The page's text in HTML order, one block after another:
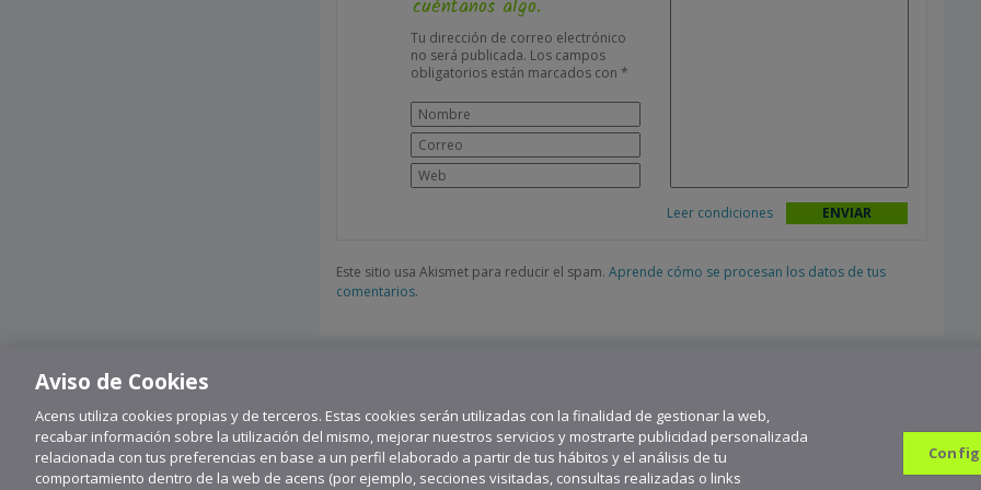
cuéntanos algo.
Tu dirección de correo electrónico
no será publicada. Los campos
obligatorios están marcados con *
Leer condiciones
Este sitio usa Akismet para reducir el spam. Aprende cómo se procesan los datos de tus
comentarios.
Aviso de Cookies
Acens utiliza cookies propias y de terceros. Estas cookies serán utilizadas con la finalidad de gestionar la web,
recabar información sobre la utilización del mismo, mejorar nuestros servicios y mostrarte publicidad personalizada
relacionada con tus preferencias en base a un perfil elaborado a partir de tus hábitos y el análisis de tu
comportamiento dentro de la web de acens (por ejemplo, secciones visitadas, consultas realizadas o links